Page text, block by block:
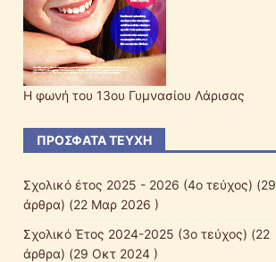
Η φωνή του 13ου Γυμνασίου Λάρισας
ΠΡΌΣΦΑΤΑ ΤΕΎΧΗ
Σχολικό έτος 2025 - 2026 (4ο τεύχος) (29
άρθρα) (22 Μαρ 2026 )
Σχολικό Έτος 2024-2025 (3ο τεύχος) (22
άρθρα) (29 Οκτ 2024 )